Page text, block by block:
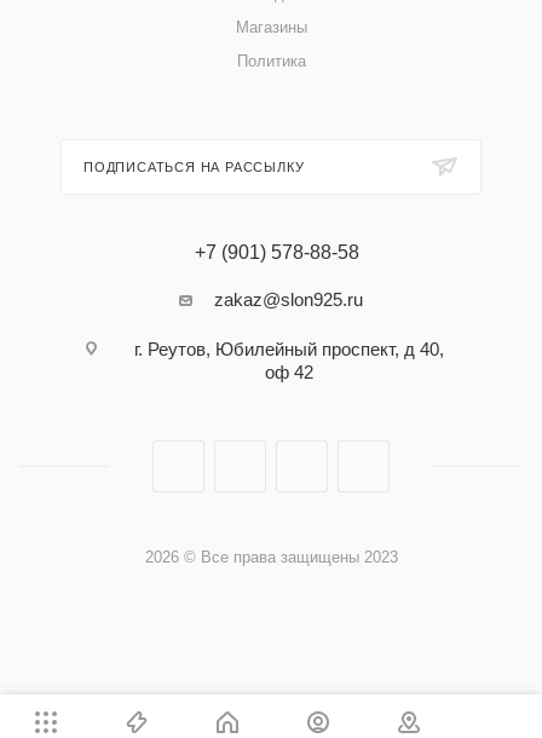
Магазины
Политика
ПОДПИСАТЬСЯ НА РАССЫЛКУ
+7 (901) 578-88-58
zakaz@slon925.ru
г. Реутов, Юбилейный проспект, д 40,
оф 42
2026 © Все права защищены 2023